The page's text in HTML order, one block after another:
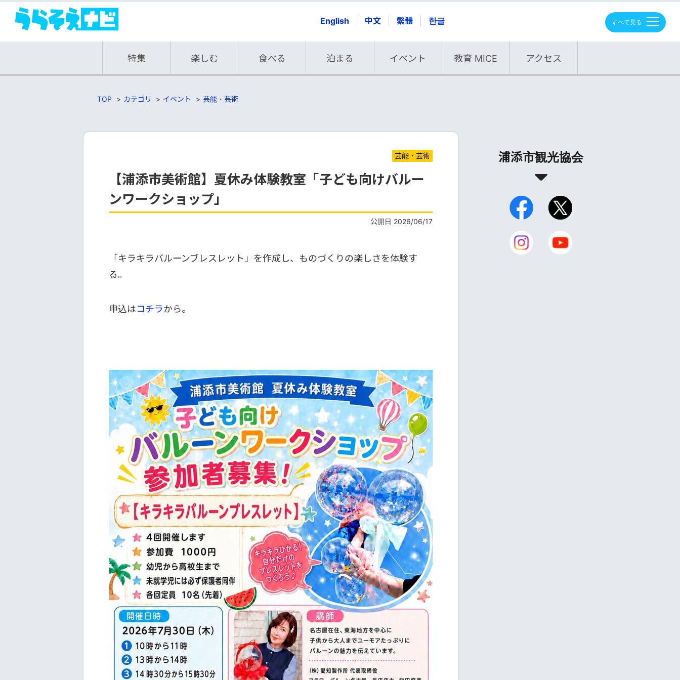
English 中文 繁體 한글
特集 楽しむ 食べる 泊まる イベント 教育 MICE アクセス
E
N
TOP カテゴリ イベント 芸能・芸術
芸能・芸術
【浦添市美術館】夏休み体験教室「子ども向けバルー
ンワークショップ」
公開日 2026/06/17
「キラキラバルーンブレスレット」を作成し、 ものづくりの楽しさを体験す
る。
申込はコチラから。
浦添市観光協会